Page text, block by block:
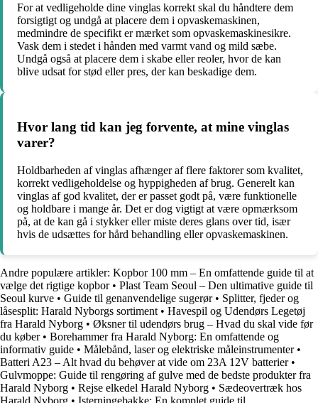
For at vedligeholde dine vinglas korrekt skal du håndtere dem
forsigtigt og undgå at placere dem i opvaskemaskinen,
medmindre de specifikt er mærket som opvaskemaskinesikre.
Vask dem i stedet i hånden med varmt vand og mild sæbe.
Undgå også at placere dem i skabe eller reoler, hvor de kan
blive udsat for stød eller pres, der kan beskadige dem.
Hvor lang tid kan jeg forvente, at mine vinglas
varer?
Holdbarheden af ​​vinglas afhænger af flere faktorer som kvalitet,
korrekt vedligeholdelse og hyppigheden af ​​brug. Generelt kan
vinglas af god kvalitet, der er passet godt på, være funktionelle
og holdbare i mange år. Det er dog vigtigt at være opmærksom
på, at de kan gå i stykker eller miste deres glans over tid, især
hvis de udsættes for hård behandling eller opvaskemaskinen.
Andre populære artikler: Kopbor 100 mm – En omfattende guide til at
vælge det rigtige kopbor• Plast Team Seoul – Den ultimative guide til
Seoul kurve • Guide til genanvendelige sugerør• Splitter, fjeder og
låsesplit: Harald Nyborgs sortiment • Havespil og Udendørs Legetøj
fra Harald Nyborg • Øksner til udendørs brug – Hvad du skal vide før
du køber• Borehammer fra Harald Nyborg: En omfattende og
informativ guide • Målebånd, laser og elektriske måleinstrumenter•
Batteri A23 – Alt hvad du behøver at vide om 23A 12V batterier•
Gulvmoppe: Guide til rengøring af gulve med de bedste produkter fra
Harald Nyborg • Rejse elkedel Harald Nyborg • Sædeovertræk hos
Harald Nyborg • Isterningebakke: En komplet guide til